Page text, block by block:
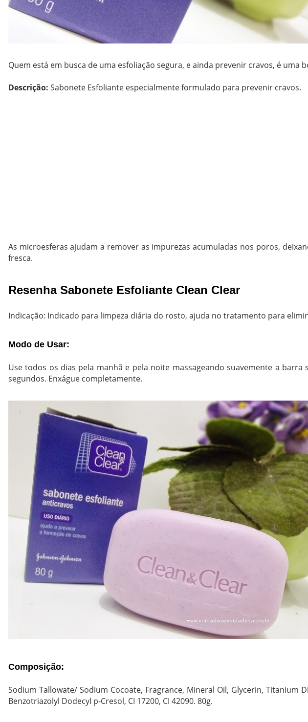
Quem está em busca de uma esfoliação segura, e ainda prevenir cravos, é uma
Descrição: Sabonete Esfoliante especialmente formulado para prevenir cravos.
As microesferas ajudam a remover as impurezas acumuladas nos poros,
fresca.
Resenha Sabonete Esfoliante Clean Clear
Indicação: Indicado para limpeza diária do rosto, ajuda no tratamento para
Modo de Usar:
Use todos os dias pela manhã e pela noite massageando suavemente a
segundos. Enxágue completamente.
Composição:
Sodium Tallowate/ Sodium Cocoate, Fragrance, Mineral Oil, Glycerin, Titanium
Benzotriazolyl Dodecyl p-Cresol, CI 17200, CI 42090. 80g.